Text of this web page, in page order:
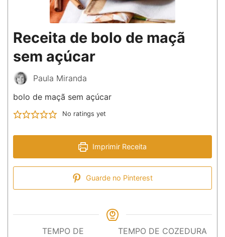
Receita de bolo de maçã
sem açúcar
Paula Miranda
bolo de maçã sem açúcar
No ratings yet
Imprimir Receita
Guarde no Pinterest
TEMPO DE
TEMPO DE COZEDURA